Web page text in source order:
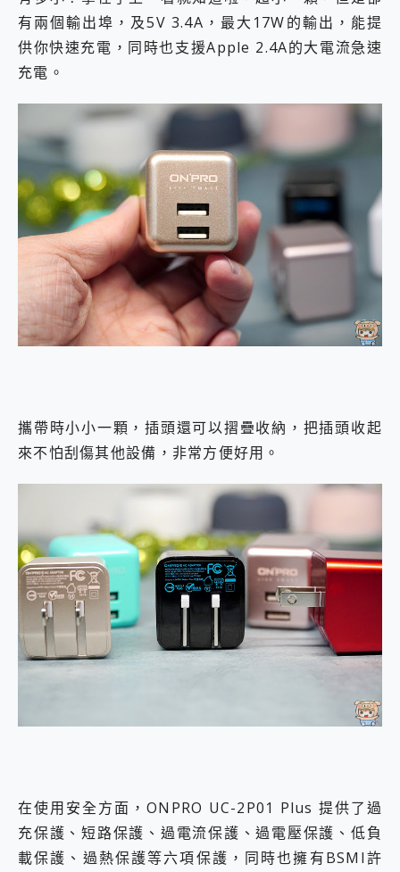
有兩個輸出埠，及5V 3.4A，最大17W的輸出，能提
供你快速充電，同時也支援Apple 2.4A的大電流急速
充電。
攜帶時小小一顆，插頭還可以摺疊收納，把插頭收起
來不怕刮傷其他設備，非常方便好用。
在使用安全方面，ONPRO UC-2P01 Plus 提供了過
充保護、短路保護、過電流保護、過電壓保護、低負
載保護、過熱保護等六項保護，同時也擁有BSMI許